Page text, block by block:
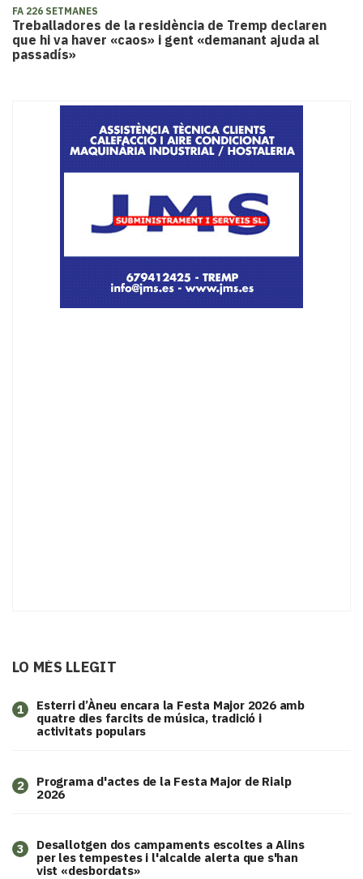
FA 226 SETMANES
Treballadores de la residència de Tremp declaren
que hi va haver «caos» i gent «demanant ajuda al
passadís»
LO MÉS LLEGIT
1
Esterri d’Àneu encara la Festa Major 2026 amb
quatre dies farcits de música, tradició i
activitats populars
2
Programa d'actes de la Festa Major de Rialp
2026
3
​Desallotgen dos campaments escoltes a Alins
per les tempestes i l'alcalde alerta que s'han
vist «desbordats»